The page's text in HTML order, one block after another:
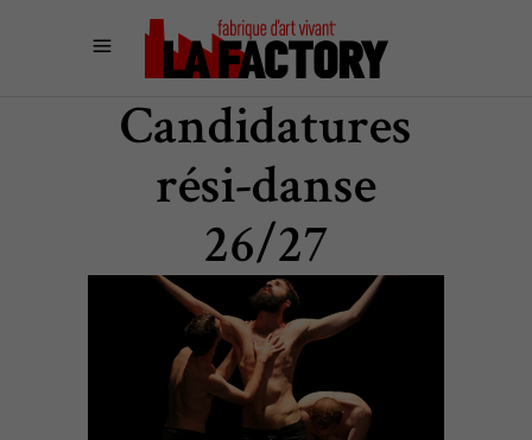
Candidatures
rési-danse
26/27